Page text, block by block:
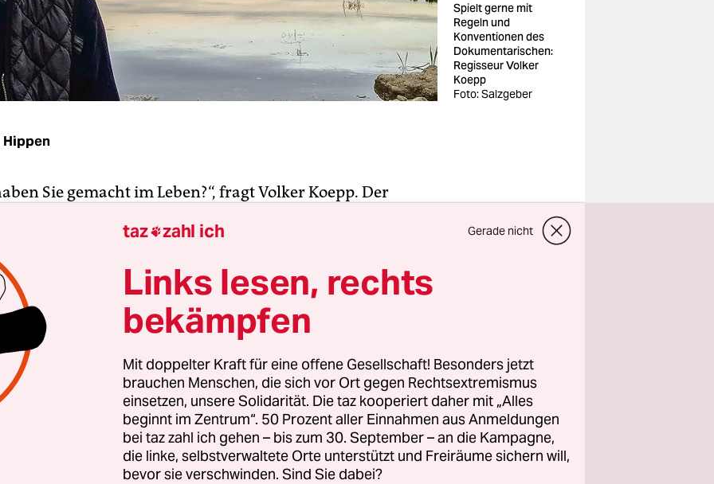
Spielt gerne mit
Regeln und
Konventionen des
Dokumentarischen:
Regisseur Volker
Koepp
Foto: Salzgeber
Sie gemacht im Leben?“, fragt Volker Koepp. Der
Johnson ein paar Jahre lang gelebt hat. Mit Holz habe er
erzählt er, und zwei Jahre lang in der DDR für den
Kino gemacht.
den Filmemacher Koepp, und so reden die beiden über
Filmprojektoren. Koepp fragt den anderen,
sein Lieblingsfilm gewesen sei. Dann erkundigt er sich
der Katze, die ums Stativ herumstreicht, und mit einem
unten endet die Sequenz. Über Uwe Johnson, um den es
soll, haben wir nur wenig erfahren – umso mehr über die
wie Volker Koepp Filme macht.
taz zahl ich Gerade nicht
Links lesen, rechts
bekämpfen
Mit doppelter Kraft für eine offene Gesellschaft! Besonders jetzt
brauchen Menschen, die sich vor Ort gegen Rechtsextremismus
einsetzen, unsere Solidarität. Die taz kooperiert daher mit „Alles
beginnt im Zentrum“. 50 Prozent aller Einnahmen aus Anmeldungen
bei taz zahl ich gehen – bis zum 30. September – an die Kampagne,
die linke, selbstverwaltete Orte unterstützt und Freiräume sichern will,
bevor sie verschwinden. Sind Sie dabei?